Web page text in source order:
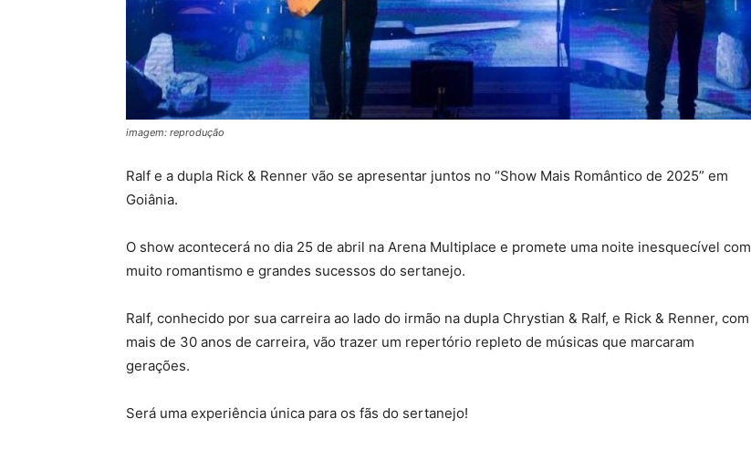
imagem: reprodução
Ralf e a dupla Rick & Renner vão se apresentar juntos no “Show Mais Romântico de 2025” em
Goiânia.
O show acontecerá no dia 25 de abril na Arena Multiplace e promete uma noite inesquecível com
muito romantismo e grandes sucessos do sertanejo.
Ralf, conhecido por sua carreira ao lado do irmão na dupla Chrystian & Ralf, e Rick & Renner, com
mais de 30 anos de carreira, vão trazer um repertório repleto de músicas que marcaram
gerações.
Será uma experiência única para os fãs do sertanejo!